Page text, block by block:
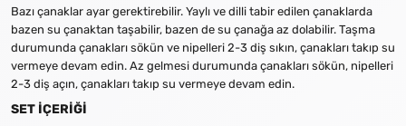
Bazı çanaklar ayar gerektirebilir. Yaylı ve dilli tabir edilen çanaklarda
bazen su çanaktan taşabilir, bazen de su çanağa az dolabilir. Taşma
durumunda çanakları sökün ve nipelleri 2-3 diş sıkın, çanakları takıp su
vermeye devam edin. Az gelmesi durumunda çanakları sökün, nipelleri
2-3 diş açın, çanakları takıp su vermeye devam edin.
SET İÇERİĞİ